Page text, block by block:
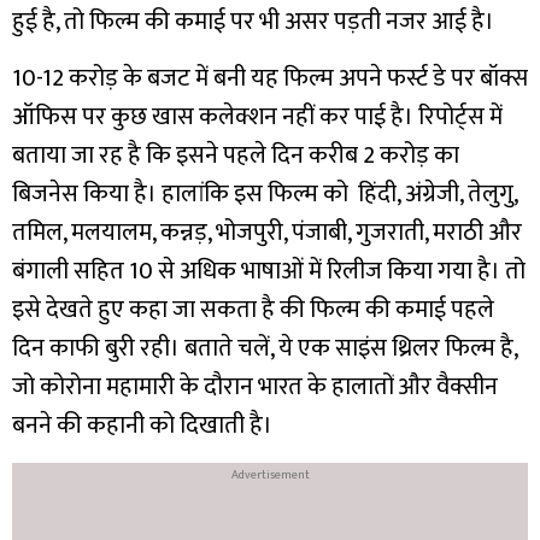
हुई है, तो फिल्म की कमाई पर भी असर पड़ती नजर आई है।
10-12 करोड़ के बजट में बनी यह फिल्म अपने फर्स्ट डे पर बॉक्स
ऑफिस पर कुछ खास कलेक्शन नहीं कर पाई है। रिपोर्ट्स में
बताया जा रह है कि इसने पहले दिन करीब 2 करोड़ का
बिजनेस किया है। हालांकि इस फिल्म को हिंदी, अंग्रेजी, तेलुगु,
तमिल, मलयालम, कन्नड़, भोजपुरी, पंजाबी, गुजराती, मराठी और
बंगाली सहित 10 से अधिक भाषाओं में रिलीज किया गया है। तो
इसे देखते हुए कहा जा सकता है की फिल्म की कमाई पहले
दिन काफी बुरी रही। बताते चलें, ये एक साइंस थ्रिलर फिल्म है,
जो कोरोना महामारी के दौरान भारत के हालातों और वैक्सीन
बनने की कहानी को दिखाती है।